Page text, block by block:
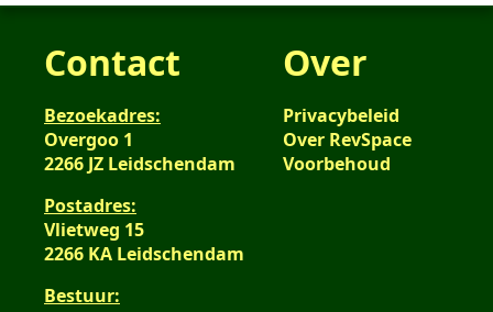
Contact
Bezoekadres:
Overgoo 1
2266 JZ Leidschendam
Postadres:
Vlietweg 15
2266 KA Leidschendam
Bestuur:
Over
Privacybeleid
Over RevSpace
Voorbehoud